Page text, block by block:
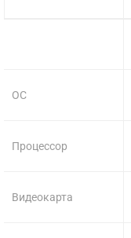
ОС
Процессор
Видеокарта